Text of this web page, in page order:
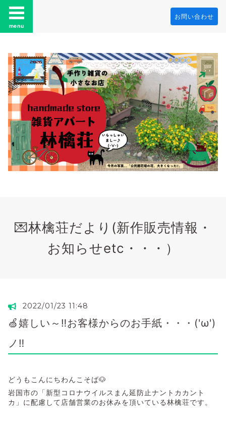
menu
お問い合わせ
💌林檎荘だより(新作販売情報・
お知らせetc・・・）
2022/01/23 11:48
🍏嬉しい～‼お客様からのお手紙・・・('ω')
ノ‼
どうもこんにちわんこそば🐶
岩国市の「新型コロナウイルスまん延防止ナントカカント
カ」に配慮して店舗営業のお休みを頂いている林檎荘です。